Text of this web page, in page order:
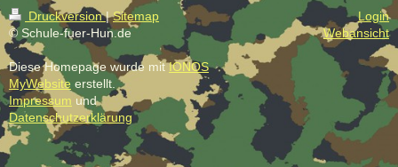
Druckversion| Sitemap
© Schule-fuer-Hun.de
Diese Homepage wurde mitIONOS
MyWebsite erstellt.
Impressum und
Datenschutzerklärung
Login
Webansicht